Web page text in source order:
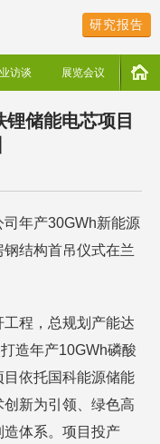
研究报告
访谈 展览会议
储能电芯项目
年产30GWh新能源
结构首吊仪式在兰
程，总规划产能达
造年产10GWh磷酸
依托国科能源储能
新为引领、绿色高
体系。项目投产